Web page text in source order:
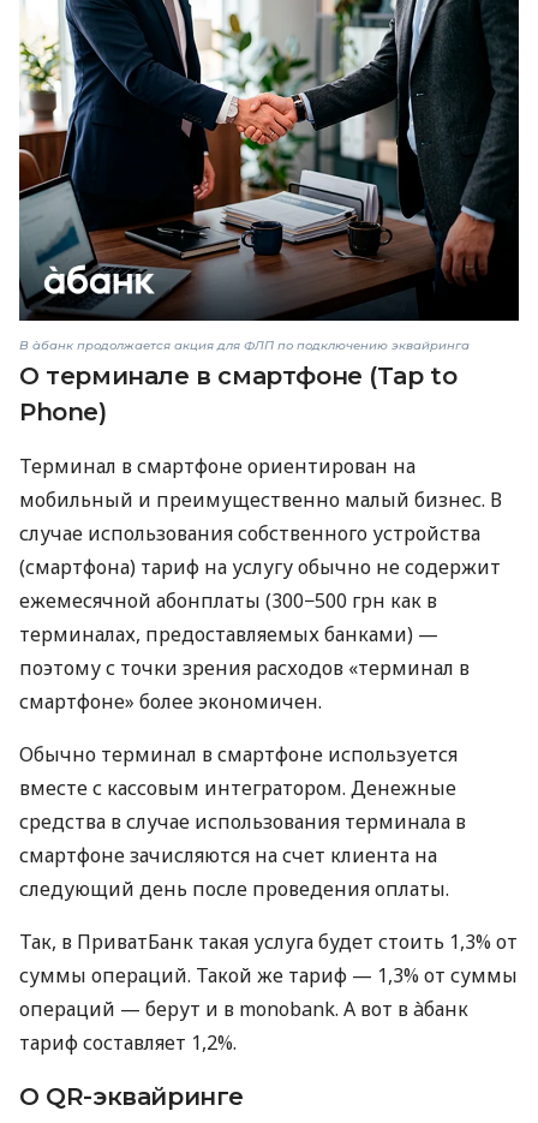
В àбанк продолжается акция для ФЛП по подключению эквайринга
О терминале в смартфоне (Tap to
Phone)
Терминал в смартфоне ориентирован на
мобильный и преимущественно малый бизнес. В
случае использования собственного устройства
(смартфона) тариф на услугу обычно не содержит
ежемесячной абонплаты (300−500 грн как в
терминалах, предоставляемых банками) —
поэтому с точки зрения расходов «терминал в
смартфоне» более экономичен.
Обычно терминал в смартфоне используется
вместе с кассовым интегратором. Денежные
средства в случае использования терминала в
смартфоне зачисляются на счет клиента на
следующий день после проведения оплаты.
Так, в ПриватБанк такая услуга будет стоить 1,3% от
суммы операций. Такой же тариф — 1,3% от суммы
операций — берут и в monobank. А вот в àбанк
тариф составляет 1,2%.
О QR-эквайринге